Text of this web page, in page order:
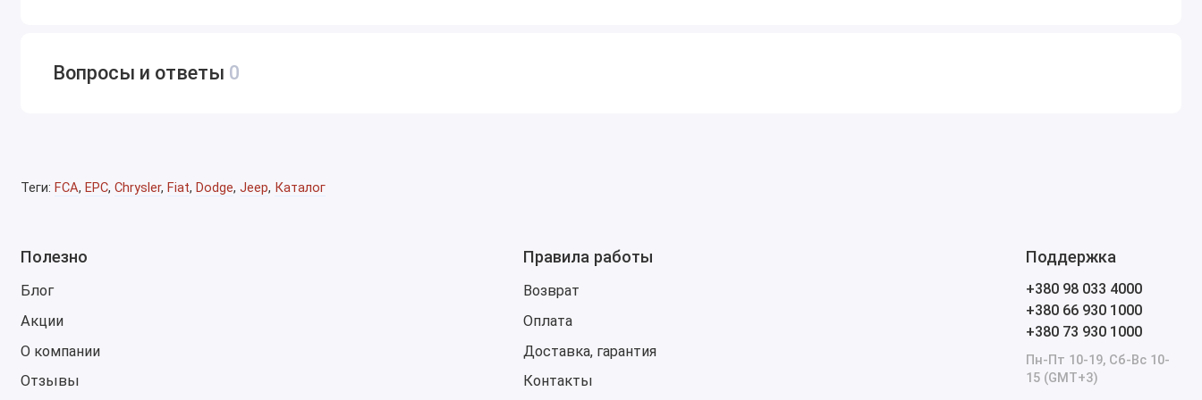
Программа подходит для СТО, запчастевых магазинов, локальных сервисов и владельцев автомобилей FCA, которым
Вопросы и ответы 0
Теги: FCA, EPC, Chrysler, Fiat, Dodge, Jeep, Каталог
Полезно
Блог
Акции
О компании
Отзывы
Правила работы
Возврат
Оплата
Доставка, гарантия
Контакты
Поддержка
+380 98 033 4000
+380 66 930 1000
+380 73 930 1000
Пн-Пт 10-19, Сб-Вс 10-
15 (GMT+3)